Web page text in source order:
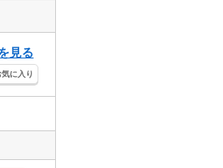
見る
気に入り